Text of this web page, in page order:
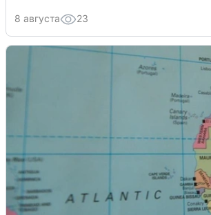
8 августа 23